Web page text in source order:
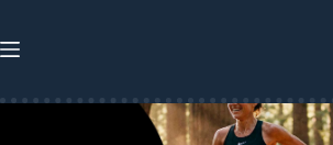
o